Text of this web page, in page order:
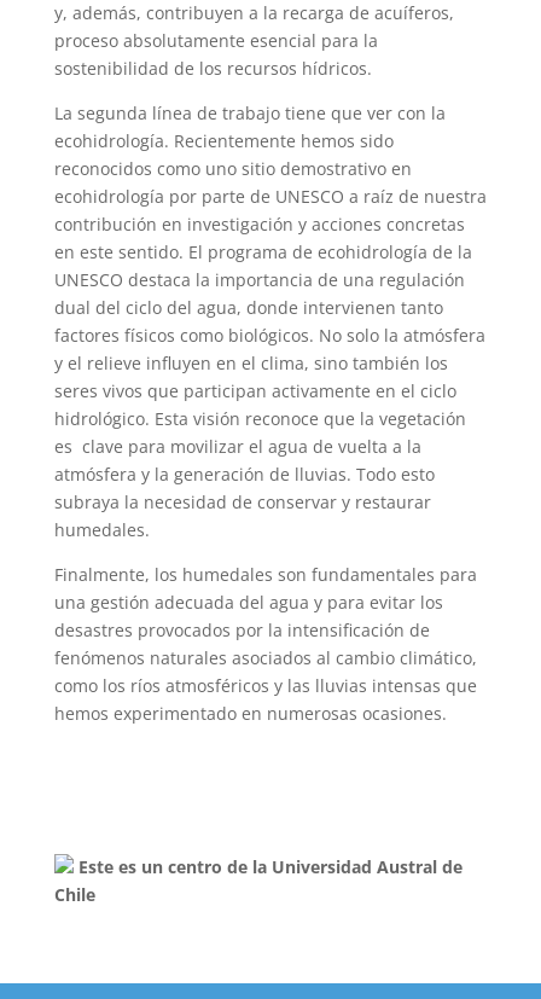
y, además, contribuyen a la recarga de acuíferos,
proceso absolutamente esencial para la
sostenibilidad de los recursos hídricos.
La segunda línea de trabajo tiene que ver con la
ecohidrología. Recientemente hemos sido
reconocidos como uno sitio demostrativo en
ecohidrología por parte de UNESCO a raíz de nuestra
contribución en investigación y acciones concretas
en este sentido. El programa de ecohidrología de la
UNESCO destaca la importancia de una regulación
dual del ciclo del agua, donde intervienen tanto
factores físicos como biológicos. No solo la atmósfera
y el relieve influyen en el clima, sino también los
seres vivos que participan activamente en el ciclo
hidrológico. Esta visión reconoce que la vegetación
es clave para movilizar el agua de vuelta a la
atmósfera y la generación de lluvias. Todo esto
subraya la necesidad de conservar y restaurar
humedales.
Finalmente, los humedales son fundamentales para
una gestión adecuada del agua y para evitar los
desastres provocados por la intensificación de
fenómenos naturales asociados al cambio climático,
como los ríos atmosféricos y las lluvias intensas que
hemos experimentado en numerosas ocasiones.
Este es un centro de la Universidad Austral de
Chile